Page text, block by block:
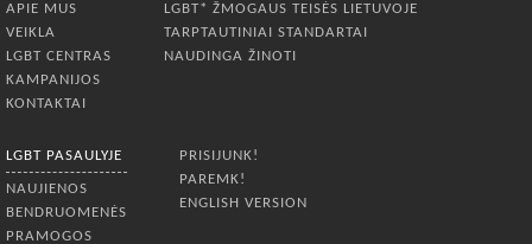
APIE MUS
VEIKLA
LGBT CENTRAS
KAMPANIJOS
KONTAKTAI
LGBT* ŽMOGAUS TEISĖS LIETUVOJE
TARPTAUTINIAI STANDARTAI
NAUDINGA ŽINOTI
LGBT PASAULYJE
NAUJIENOS
BENDRUOMENĖS
PRAMOGOS
PRISIJUNK!
PAREMK!
ENGLISH VERSION